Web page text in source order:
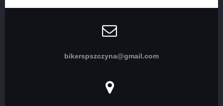
bikerspszczyna@gmail.com